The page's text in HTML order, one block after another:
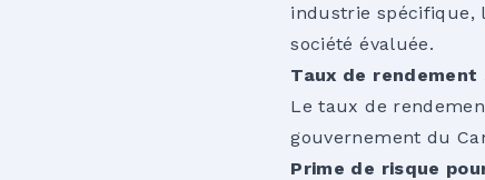
industrie spécifique,
société évaluée.
Taux de rendement
Le taux de
gouvernement du
Prime de risque